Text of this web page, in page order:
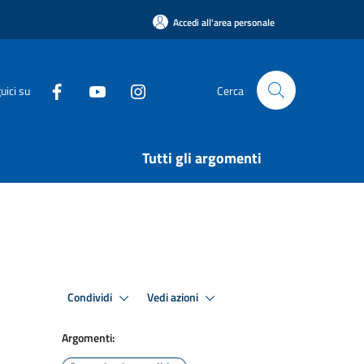
Accedi all'area personale
su Cerca
Tutti gli argomenti
Condividi Vedi azioni
Argomenti: